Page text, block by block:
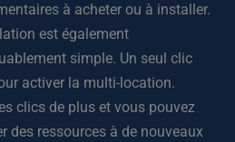
à acheter ou à installer.
est également
simple. Un seul clic
activer la multi-location.
clics de plus et vous pouvez
des ressources à de nouveaux